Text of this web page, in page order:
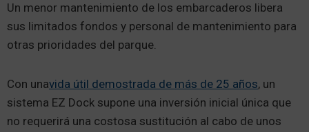
Un menor mantenimiento de los embarcaderos libera
sus limitados fondos y personal de mantenimiento para
otras prioridades del parque.
Con unavida útil demostrada de más de 25 años, un
sistema EZ Dock supone una inversión inicial única que
no requerirá una costosa sustitución al cabo de unos